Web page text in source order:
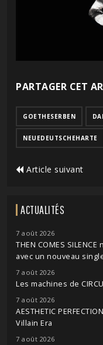
PARTAGER CET
GOETHESERBEN
NEUEDEUTSCHEHARTE
Article suivant
ACTUALITÉS
7 août 2026
THEN COMES
avec un nouveau
7 août 2026
Les machines de
7 août 2026
AESTHETIC
Villain Era
7 août 2026